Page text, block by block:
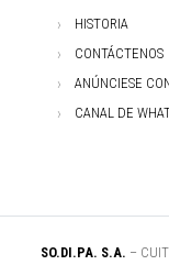
HISTORIA
CONTÁCTENOS
ANÚNCIESE
CANAL DE
SO.DI.PA. S.A. –